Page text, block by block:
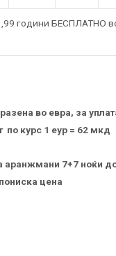
години БЕСПЛАТНО
во евра, за
по курс 1 еур = 62 мкд
аранжмани 7+7 ноќи
цена